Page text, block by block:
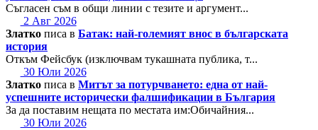
Съгласен съм в общи линии с тезите и аргумент...
2 Авг 2026
Златко писа в Батак: най-големият внос в българската
история
Откъм Фейсбук (изключвам тукашната публика, т...
30 Юли 2026
Златко писа в Митът за потурчването: една от най-
успешните исторически фалшификации в България
За да поставим нещата по местата им:Обичайния...
30 Юли 2026